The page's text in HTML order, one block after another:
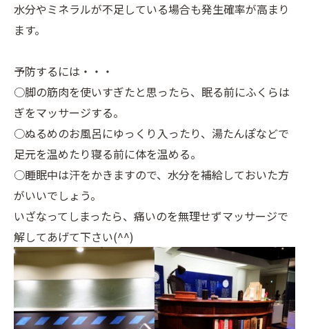
水分やミネラルが不足している場合も発生確率が高まり
ます。
予防するには・・・
○脚の筋肉を使いすぎたと思ったら、眠る前にふくらは
ぎをマッサージする。
○ぬるめのお風呂にゆっくり入ったり、湯たんぽなどで
足元を温めたり寝る前に体を温める。
○睡眠中は汗をかきますので、水分を補給しておいた方
がいいでしょう。
いざなってしまったら、痛いのを無理せずマッサージで
解してあげて下さい(^^)